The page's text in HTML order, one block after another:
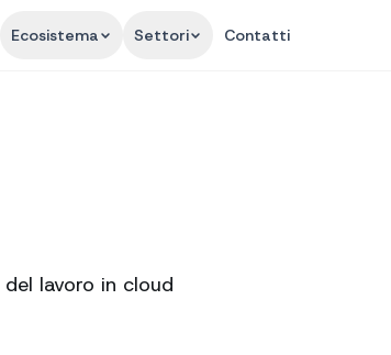
Ecosistema Settori Contatti
lavoro in cloud